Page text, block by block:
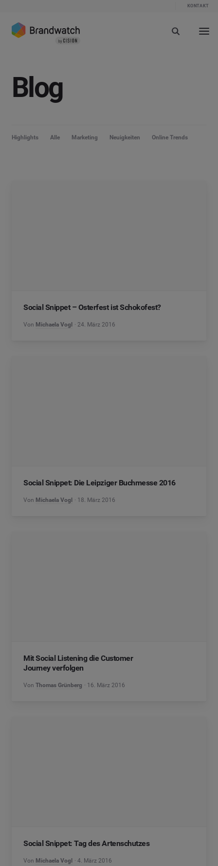
KONTAKT
Blog
Highlights Alle Marketing Neuigkeiten Online Trends
Social Snippet – Osterfest ist Schokofest?
Von Michaela Vogl 24. März 2016
Social Snippet: Die Leipziger Buchmesse 2016
Von Michaela Vogl 18. März 2016
Mit Social Listening die Customer
Journey verfolgen
Von Thomas Grünberg 16. März 2016
Social Snippet: Tag des Artenschutzes
Von Michaela Vogl 4. März 2016